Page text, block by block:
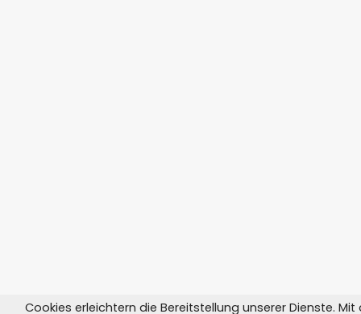
Cookies erleichtern die Bereitstellung unserer Dienste. Mit